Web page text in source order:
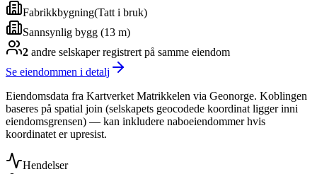
Fabrikkbygning(Tatt i bruk)
Sannsynlig bygg (13 m)
2 andre selskaperregistrert på samme eiendom
Se eiendommen i detalj
Eiendomsdata fra Kartverket Matrikkelen via Geonorge. Koblingen
baseres på spatial join (selskapets geocodede koordinat ligger inni
eiendomsgrensen) — kan inkludere naboeiendommer hvis
koordinatet er upresist.
Hendelser